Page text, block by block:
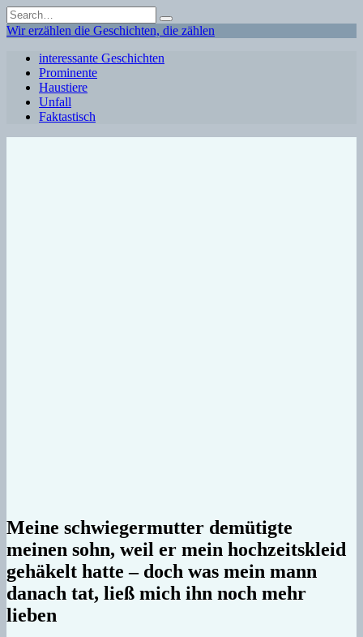
Skip
to
content
Search
for:
Wir erzählen die Geschichten, die zählen
interessante Geschichten
Prominente
Haustiere
Unfall
Faktastisch
Meine schwiegermutter demütigte
meinen sohn, weil er mein hochzeitskleid
gehäkelt hatte – doch was mein mann
danach tat, ließ mich ihn noch mehr
lieben